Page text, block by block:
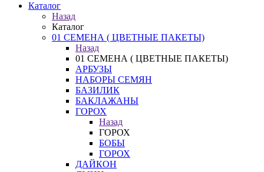
Каталог
Назад
Каталог
01 СЕМЕНА ( ЦВЕТНЫЕ ПАКЕТЫ)
Назад
01 СЕМЕНА ( ЦВЕТНЫЕ ПАКЕТЫ)
АРБУЗЫ
НАБОРЫ СЕМЯН
БАЗИЛИК
БАКЛАЖАНЫ
ГОРОХ
Назад
ГОРОХ
БОБЫ
ГОРОХ
ДАЙКОН